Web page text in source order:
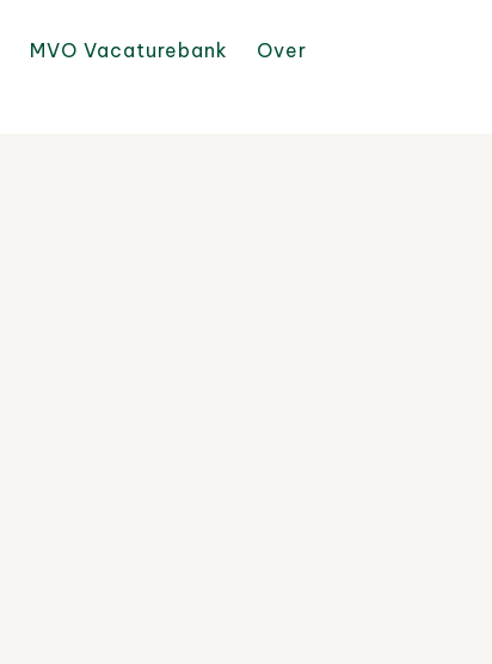
MVO Vacaturebank
Over